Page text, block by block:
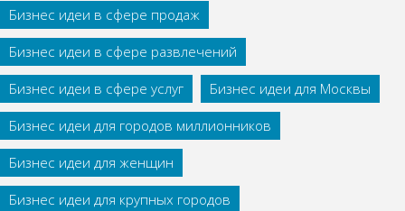
Бизнес идеи в сфере продаж
Бизнес идеи в сфере развлечений
Бизнес идеи в сфере услуг
Бизнес идеи для Москвы
Бизнес идеи для городов миллионников
Бизнес идеи для женщин
Бизнес идеи для крупных городов